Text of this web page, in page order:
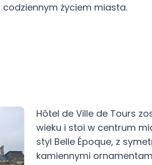
życiem miasta.
Hôtel de Ville de Tours
wieku i stoi w centrum
styl Belle Époque, z
kamiennymi